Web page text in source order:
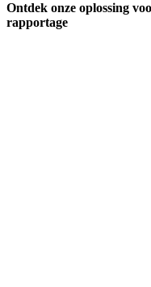
Ontdek onze oplossing
rapportage